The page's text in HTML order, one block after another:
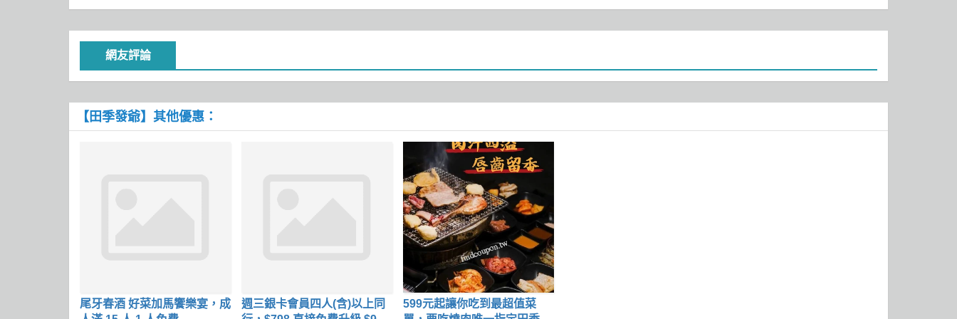
網友評論
【田季發爺】其他優惠：
尾牙春酒 好菜加馬饗樂宴，成
週三銀卡會員四人(含)以上同
599元起讓你吃到最超值菜